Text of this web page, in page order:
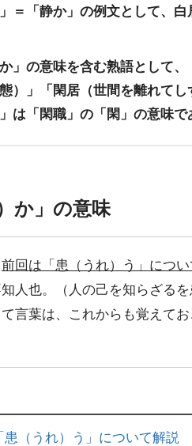
」＝「静か」の例文として、
」の意味を含む熟語として
）」「閑居（世間を離れてし
は「閑職」の「閑」の意味で
か」の意味
前回は「患（うれ）う」につ
人也。（人の己を知らざる
言葉は、これからも覚えて
患（うれ）う」について解説